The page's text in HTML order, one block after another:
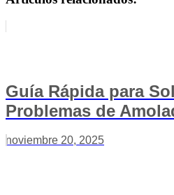
Guía Rápida para
Problemas de
noviembre 20, 2025